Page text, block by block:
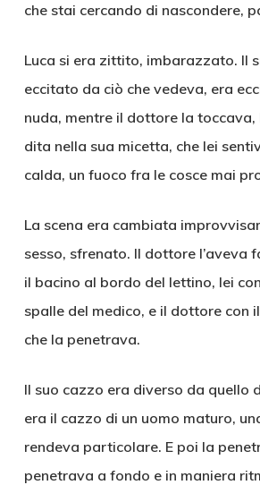
che stai cercando di nascondere,
Luca si era zittito, imbarazzato. Il
eccitato da ciò che vedeva, era
nuda, mentre il dottore la
dita nella sua micetta, che lei
calda, un fuoco fra le cosce mai
La scena era cambiata
sesso, sfrenato. Il dottore l’aveva
il bacino al bordo del lettino, lei
spalle del medico, e il dottore con
che la penetrava.
Il suo cazzo era diverso da quello
era il cazzo di un uomo maturo,
rendeva particolare. E poi la
penetrava a fondo e in maniera